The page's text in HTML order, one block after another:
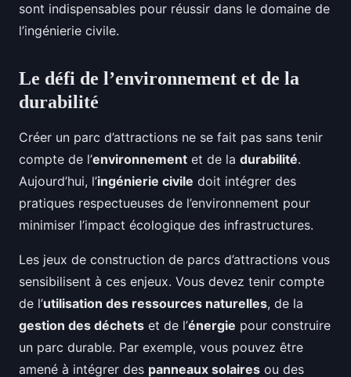
sont indispensables pour réussir dans le domaine de
l’ingénierie civile.
Le défi de l’environnement et de la
durabilité
Créer un parc d’attractions ne se fait pas sans tenir
compte de l’environnement et de la durabilité.
Aujourd’hui, l’ingénierie civile doit intégrer des
pratiques respectueuses de l’environnement pour
minimiser l’impact écologique des infrastructures.
Les jeux de construction de parcs d’attractions vous
sensibilisent à ces enjeux. Vous devez tenir compte
de l’utilisation des ressources naturelles, de la
gestion des déchets et de l’énergie pour construire
un parc durable. Par exemple, vous pouvez être
amené à intégrer des panneaux solaires ou des